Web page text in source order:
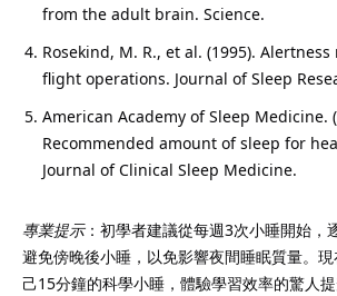
from the adult brain. Science.
Rosekind, M. R., et al. (1995).
flight operations. Journal of Sleep
American Academy of Sleep Medicine.
Recommended amount of sleep for
Journal of Clinical Sleep Medicine.
專業提示：初學者建議從每週3次小睡開始，
避免傍晚後小睡，以免影響夜間睡眠質量。
己15分鐘的科學小睡，體驗學習效率的驚人提